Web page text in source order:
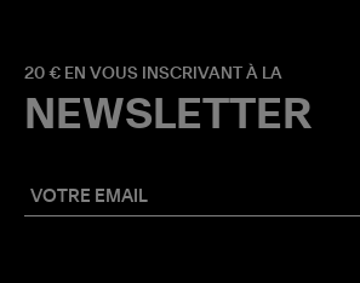
20 € EN VOUS INSCRIVANT À LA
NEWSLETTER